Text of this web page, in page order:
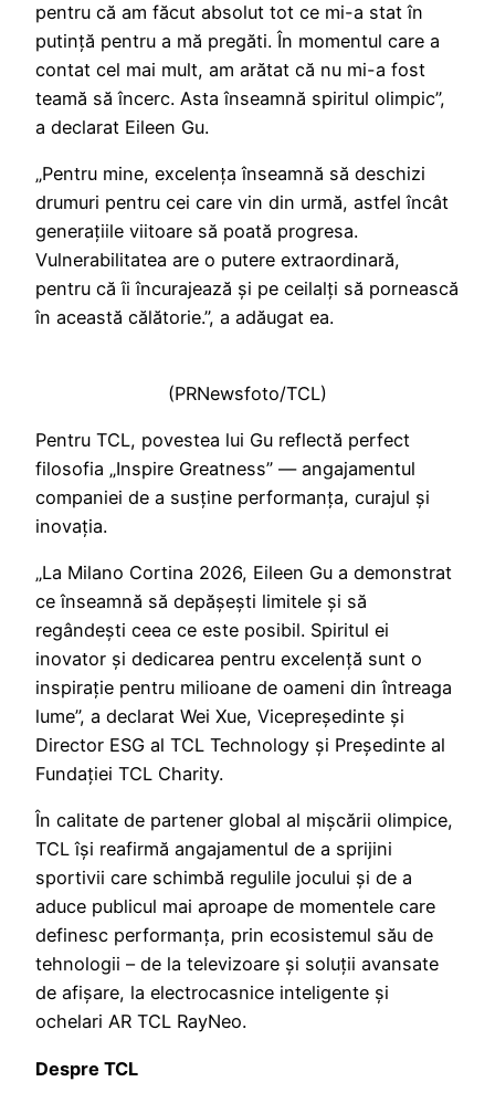
pentru că am făcut absolut tot ce mi-a stat în
putință pentru a mă pregăti. În momentul care a
contat cel mai mult, am arătat că nu mi-a fost
teamă să încerc. Asta înseamnă spiritul olimpic”,
a declarat Eileen Gu.
„Pentru mine, excelența înseamnă să deschizi
drumuri pentru cei care vin din urmă, astfel încât
generațiile viitoare să poată progresa.
Vulnerabilitatea are o putere extraordinară,
pentru că îi încurajează și pe ceilalți să pornească
în această călătorie.”, a adăugat ea.
(PRNewsfoto/TCL)
Pentru TCL, povestea lui Gu reflectă perfect
filosofia „Inspire Greatness” — angajamentul
companiei de a susține performanța, curajul și
inovația.
„La Milano Cortina 2026, Eileen Gu a demonstrat
ce înseamnă să depășești limitele și să
regândești ceea ce este posibil. Spiritul ei
inovator și dedicarea pentru excelență sunt o
inspirație pentru milioane de oameni din întreaga
lume”, a declarat Wei Xue, Vicepreședinte și
Director ESG al TCL Technology și Președinte al
Fundației TCL Charity.
În calitate de partener global al mișcării olimpice,
TCL își reafirmă angajamentul de a sprijini
sportivii care schimbă regulile jocului și de a
aduce publicul mai aproape de momentele care
definesc performanța, prin ecosistemul său de
tehnologii – de la televizoare și soluții avansate
de afișare, la electrocasnice inteligente și
ochelari AR TCL RayNeo.
Despre TCL